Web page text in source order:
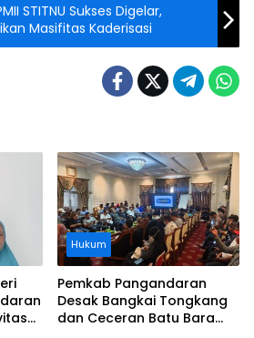
STITNU Sukses Digelar,
Masifitas Kaderisasi
Hukum
Pemkab Pangandaran
Desak Bangkai Tongkang
dan Ceceran Batu Bara